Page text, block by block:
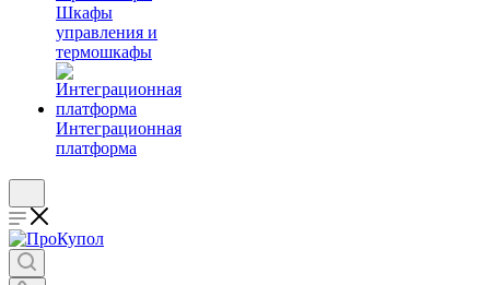
Шкафы
управления и
термошкафы
Интеграционная
платформа